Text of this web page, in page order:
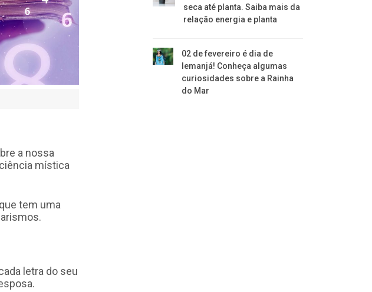
a nossa
mística
tem uma
letra do seu
seca até planta. Saiba mais da
relação energia e planta
02 de fevereiro é dia de
Iemanjá! Conheça algumas
curiosidades sobre a Rainha
do Mar